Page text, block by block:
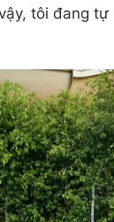
tôi đang tự